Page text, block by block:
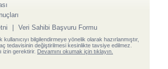
| Veri Sahibi Başvuru Formu
bilgilendirmeye yönelik olarak hazırlanmıştır,
tedavisinin değiştirilmesi kesinlikte tavsiye edilmez.
izin gerektirir. Devamını okumak için tıklayın.